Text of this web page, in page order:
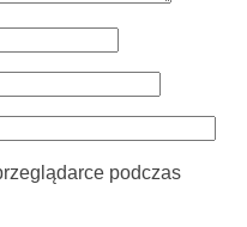
podczas